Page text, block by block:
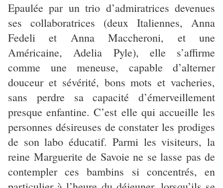
Epaulée par un trio d’admiratrices devenues
ses collaboratrices (deux Italiennes, Anna
Fedeli et Anna Maccheroni, et une
Américaine, Adelia Pyle), elle s’affirme
comme une meneuse, capable d’alterner
douceur et sévérité, bons mots et vacheries,
sans perdre sa capacité d’émerveillement
presque enfantine. C’est elle qui accueille les
personnes désireuses de constater les prodiges
de son labo éducatif. Parmi les visiteurs, la
reine Marguerite de Savoie ne se lasse pas de
contempler ces bambins si concentrés, en